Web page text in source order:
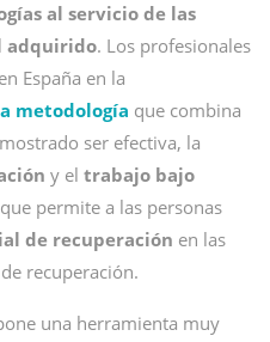
al servicio de las
adquirido. Los profesionales
España en la
metodología que combina
ser efectiva, la
y el trabajo bajo
permite a las personas
de recuperación en las
recuperación.
una herramienta muy